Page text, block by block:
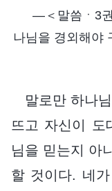
―＜말씀ㆍ3
나님을 경외해야
말로만 하나
뜨고 자신이 도
님을 믿는지 아
할 것이다. 네